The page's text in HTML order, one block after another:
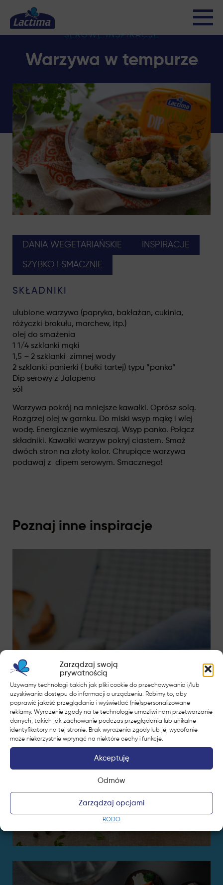
Zarządzaj swoją
prywatnością
Używamy technologii takich jak pliki cookie do przechowywania i/lub
uzyskiwania dostępu do informacji o urządzeniu. Robimy to, aby
poprawić jakość przeglądania i wyświetlać (nie)spersonalizowane
reklamy. Wyrażenie zgody na te technologie umożliwi nam przetwarzanie
danych, takich jak zachowanie podczas przeglądania lub unikalne
identyfikatory na tej stronie. Brak wyrażenia zgody lub jej wycofanie
może niekorzystnie wpłynąć na niektóre cechy i funkcje.
Akceptuję
Odmów
Zarządzaj opcjami
RODO
SEROWE INSPIRACJE
Warzywa w tempurze
SKŁADNIKI
ulubione warzywa (papryka, bakłażan, cukinia,
różyczki brokułu, marchew, itp.)
olej do smażenia
1 1/4 szklanki mąki
1,5 – 2 szklanki zimnej wody
2 szklanki panierki ( bułki tartej) typu ”panko”
Dip serowy z Jalapeno
sól
DANIA WEGETARIAŃSKIE INSPIRACJE
SZYBKO I SMACZNIE
Warzywa pokrój na mniejsze kawałki. Oprósz solą.
Rozgrzej olej w garnku. Do miski wsyp mąkę i wlej
wodę. Energicznie wymieszaj. Wsyp panko. Połącz
składniki. Kawałki warzyw pokryj ciastem. Smaż
dwóch stron na złoty kolor. Chrupiące warzywa
podawaj z dipem serowym. Smacznego!
Poznaj inne inspiracje